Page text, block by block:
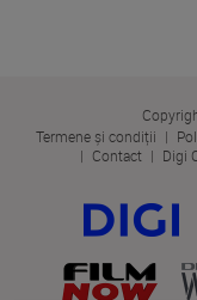
Termene și condiții
Contact
Digi